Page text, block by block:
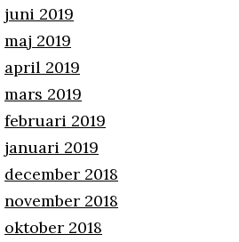
juni 2019
maj 2019
april 2019
mars 2019
februari 2019
januari 2019
december 2018
november 2018
oktober 2018